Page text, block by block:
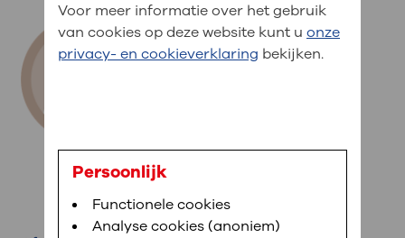
Afdelingen
Medische informatie
Uw bezoek aan OLVG
Uw verblijf in OLVG
Werken bij OLVG
Veel gezocht: Bloedafname , MijnOLVG ,Digitalisering
gegevens inzien
MijnOLVG is het patiëntenportaal van OLVG. In
MijnOLVG kunt u uw medische gegevens zien. Op
elk moment, wanneer het u uitkomt. OLVG breidt
MijnOLVG steeds verder uit, zodat u zelf meer
sneller helpen.
Direct naar MijnOLVG
drs. N. Bode
chirurg
Voor meer informatie over het gebruik
van cookies op deze website kunt u onze
privacy- en cookieverklaring bekijken.
Persoonlijk
Functionele cookies
Analyse cookies (anoniem)